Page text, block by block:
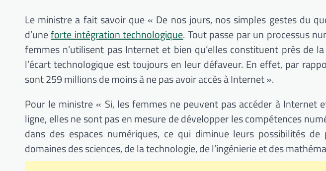
Le ministre a fait savoir que « De nos jours, nos simples gestes du
d’uneforte intégration technologique. Tout passe par un processus
femmes n’utilisent pas Internet et bien qu’elles constituent près de
l’écart technologique est toujours en leur défaveur. En effet, par
sont 259 millions de moins à ne pas avoir accès àInternet ».
Pour le ministre « Si, les femmes ne peuvent pas accéder à Internet
ligne, elles ne sont pas en mesure de développer les compétences
dans des espaces numériques, ce qui diminue leurs possibilités
domaines des sciences, de la technologie, de l’ingénierie et des